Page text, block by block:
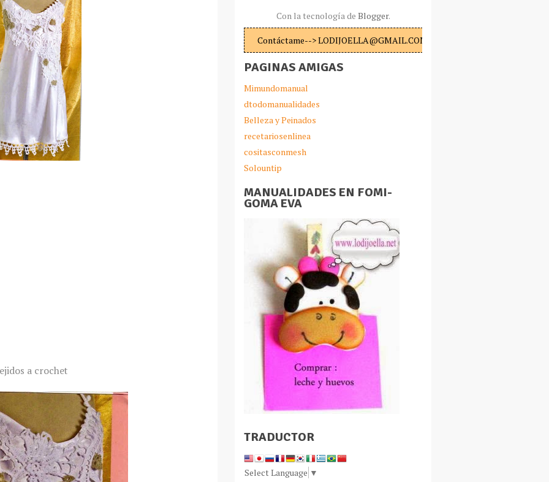
a crochet
Con la tecnología de Blogger.
Contáctame--> LODIJOELLA@GMAIL.COM
PAGINAS AMIGAS
Mimundomanual
dtodomanualidades
Belleza y Peinados
recetariosenlinea
cositasconmesh
Solountip
MANUALIDADES EN FOMI-
GOMA EVA
TRADUCTOR
Select Language ▼